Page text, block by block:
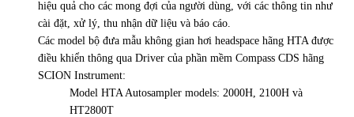
hiệu quả cho các mong đợi của người dùng, với các thông tin như
cài đặt, xử lý, thu nhận dữ liệu và báo cáo.
Các model bộ đưa mẫu không gian hơi headspace hãng HTA được
điều khiển thông qua Driver của phần mềm Compass CDS hãng
SCION Instrument:
Model HTA Autosampler models: 2000H, 2100H và
HT2800T